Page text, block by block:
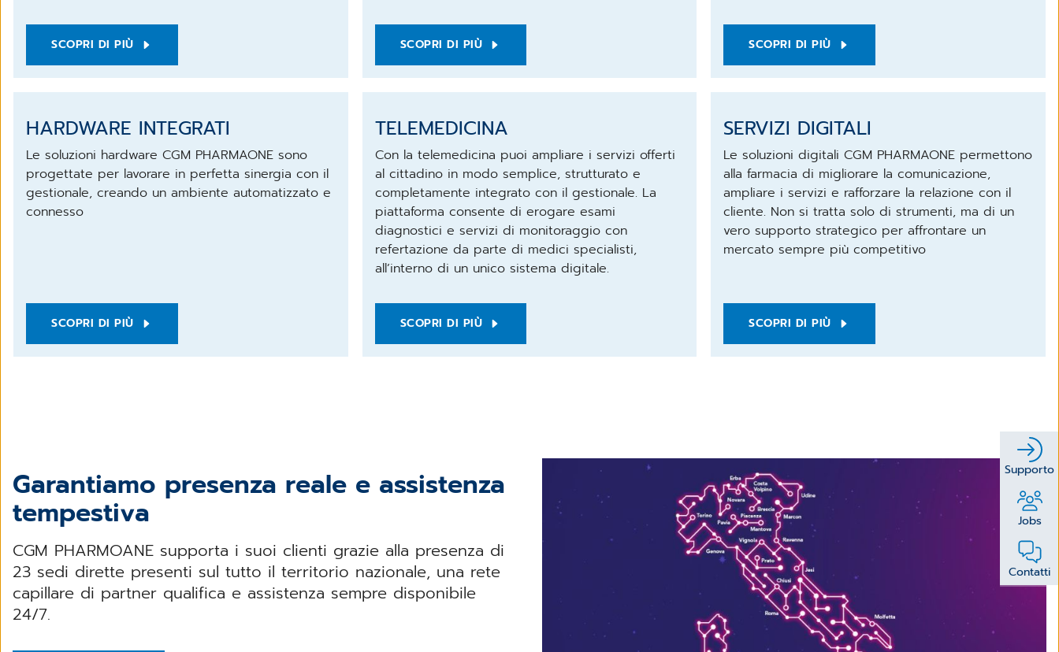
Supporto
Jobs
Contatti
SCOPRI DI PIÙ SCOPRI DI PIÙ SCOPRI DI PIÙ
HARDWARE INTEGRATI
Le soluzioni hardware CGM PHARMAONE sono
progettate per lavorare in perfetta sinergia con il
gestionale, creando un ambiente automatizzato e
connesso
SCOPRI DI PIÙ
TELEMEDICINA
Con la telemedicina puoi ampliare i servizi offerti
al cittadino in modo semplice, strutturato e
completamente integrato con il gestionale. La
piattaforma consente di erogare esami
diagnostici e servizi di monitoraggio con
refertazione da parte di medici specialisti,
all’interno di un unico sistema digitale.
SCOPRI DI PIÙ
SERVIZI DIGITALI
Le soluzioni digitali CGM PHARMAONE permettono
alla farmacia di migliorare la comunicazione,
ampliare i servizi e rafforzare la relazione con il
cliente. Non si tratta solo di strumenti, ma di un
vero supporto strategico per affrontare un
mercato sempre più competitivo
SCOPRI DI PIÙ
Garantiamo presenza reale e assistenza
tempestiva
CGM PHARMOANE supporta i suoi clienti grazie alla presenza di
23 sedi dirette presenti sul tutto il territorio nazionale, una rete
capillare di partner qualifica e assistenza sempre disponibile
24/7.